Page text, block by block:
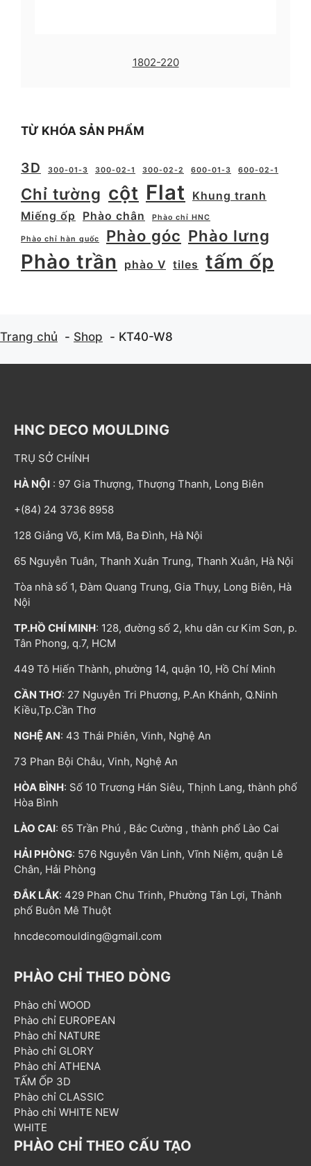
1802-220
TỪ KHÓA SẢN PHẨM
3D 300-01-3 300-02-1 300-02-2 600-01-3 600-02-1
Chỉ tường cột Flat
Khung tranh
Miếng ốp
Phào chân Phào chỉ HNC
Phào chỉ hàn quốc Phào góc Phào lưng
Phào trần phào V tiles tấm ốp
Trang chủ Shop KT40-W8
HNC DECO MOULDING
TRỤ SỞ CHÍNH
HÀ NỘI : 97 Gia Thượng, Thượng Thanh, Long Biên
+(84) 24 3736 8958
128 Giảng Võ, Kim Mã, Ba Đình, Hà Nội
65 Nguyễn Tuân, Thanh Xuân Trung, Thanh Xuân, Hà Nội
Tòa nhà số 1, Đàm Quang Trung, Gia Thụy, Long Biên, Hà
Nội
TP.HỒ CHÍ MINH: 128, đường số 2, khu dân cư Kim Sơn, p.
Tân Phong, q.7, HCM
449 Tô Hiến Thành, phường 14, quận 10, Hồ Chí Minh
CẦN THƠ: 27 Nguyễn Tri Phương, P.An Khánh, Q.Ninh
Kiều,Tp.Cần Thơ
NGHỆ AN: 43 Thái Phiên, Vinh, Nghệ An
73 Phan Bội Châu, Vinh, Nghệ An
HÒA BÌNH: Số 10 Trương Hán Siêu, Thịnh Lang, thành phố
Hòa Bình
LÀO CAI: 65 Trần Phú , Bắc Cường , thành phố Lào Cai
HẢI PHÒNG: 576 Nguyễn Văn Linh, Vĩnh Niệm, quận Lê
Chân, Hải Phòng
ĐẮK LẮK: 429 Phan Chu Trinh, Phường Tân Lợi, Thành
phố Buôn Mê Thuột
hncdecomoulding@gmail.com
PHÀO CHỈ THEO DÒNG
Phào chỉ WOOD
Phào chỉ EUROPEAN
Phào chỉ NATURE
Phào chỉ GLORY
Phào chỉ ATHENA
TẤM ỐP 3D
Phào chỉ CLASSIC
Phào chỉ WHITE NEW
WHITE
PHÀO CHỈ THEO CẤU TẠO